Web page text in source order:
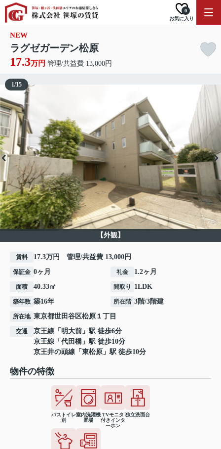
お気に入り
0
NEW
ラグゼガーデン松原
17.3万円 管理/共益費 13,000円
【外観】
1/15
賃料 17.3万円 管理/共益費 13,000円
保証金 0ヶ月 礼金 1.2ヶ月
面積 40.33㎡ 間取り 1LDK
築年数 築16年 所在階 3階/3階建
所在地 東京都世田谷区松原 １丁目
交通 京王線 「 明大前 」駅 徒歩6分
京王線 「 代田橋 」駅 徒歩10分
京王井の頭線 「 東松原 」駅 徒歩10分
物件の特徴
バストイレ
別
室内洗濯機
置場
TVモニタ
付きインタ
ーホン
独立洗面台